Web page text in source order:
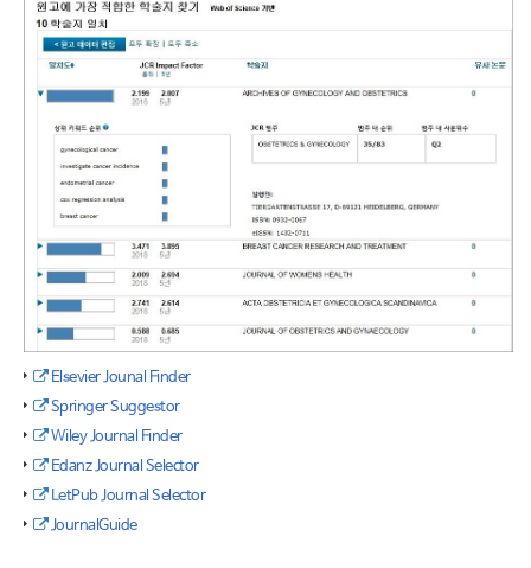
Elsevier Jounal Finder
Springer Suggestor
Wiley Journal Finder
Edanz Journal Selector
LetPub Journal Selector
JournalGuide